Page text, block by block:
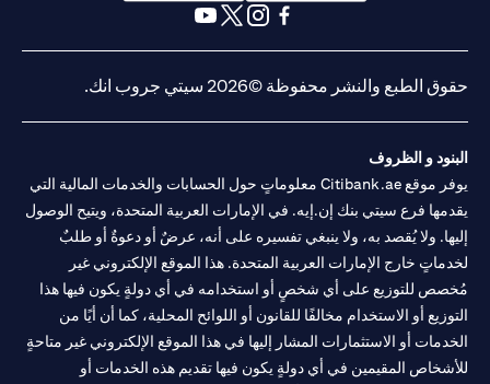
opens in a new tab
opens in a new tab
حقوق الطبع والنشر محفوظة ©2026 سيتي جروب انك.
البنود و الظروف
يوفر موقع Citibank.ae معلوماتٍ حول الحسابات والخدمات المالية التي
يقدمها فرع سيتي بنك إن.إيه. في الإمارات العربية المتحدة، ويتيح الوصول
إليها. ولا يُقصد به، ولا ينبغي تفسيره على أنه، عرضٌ أو دعوةٌ أو طلبٌ
لخدماتٍ خارج الإمارات العربية المتحدة. هذا الموقع الإلكتروني غير
مُخصص للتوزيع على أي شخصٍ أو استخدامه في أي دولةٍ يكون فيها هذا
التوزيع أو الاستخدام مخالفًا للقانون أو اللوائح المحلية، كما أن أيًا من
الخدمات أو الاستثمارات المشار إليها في هذا الموقع الإلكتروني غير متاحةٍ
للأشخاص المقيمين في أي دولةٍ يكون فيها تقديم هذه الخدمات أو